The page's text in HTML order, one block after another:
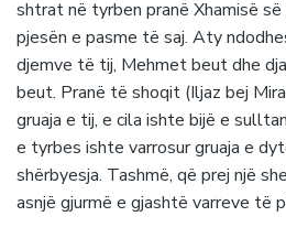
shtrat në tyrben pranë Xhamisë
pjesën e pasme të saj. Aty
djemve të tij, Mehmet beut dhe
beut. Pranë të shoqit (Iljaz bej
gruaja e tij, e cila ishte bijë e
e tyrbes ishte varrosur gruaja e
shërbyesja. Tashmë, që prej një
asnjë gjurmë e gjashtë varreve të